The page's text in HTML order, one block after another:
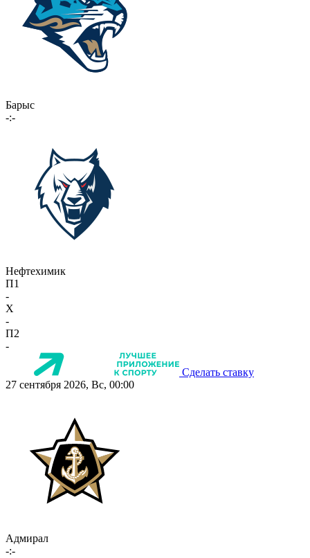
Барыс
-:-
Нефтехимик
П1
-
X
-
П2
-
Сделать ставку
27 сентября 2026, Вс, 00:00
Адмирал
-:-